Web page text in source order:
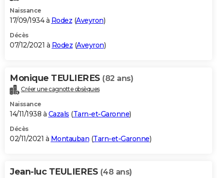
Naissance
17/09/1934 à Rodez (Aveyron)
Décès
07/12/2021 à Rodez (Aveyron)
Monique TEULIERES (82 ans)
Créer une cagnotte obsèques
Naissance
14/11/1938 à Cazals (Tarn-et-Garonne)
Décès
02/11/2021 à Montauban (Tarn-et-Garonne)
Jean-luc TEULIERES (48 ans)